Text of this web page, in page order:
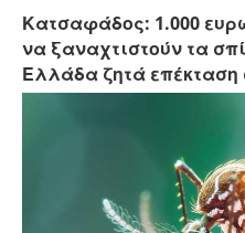
Κατσαφάδος: 1.000
να ξαναχτιστούν τα
Ελλάδα ζητά επέκταση